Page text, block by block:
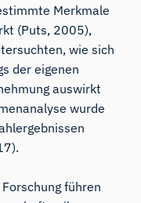
Merkmale
(Puts, 2005),
wie sich
der eigenen
auswirkt
wurde
).
führen